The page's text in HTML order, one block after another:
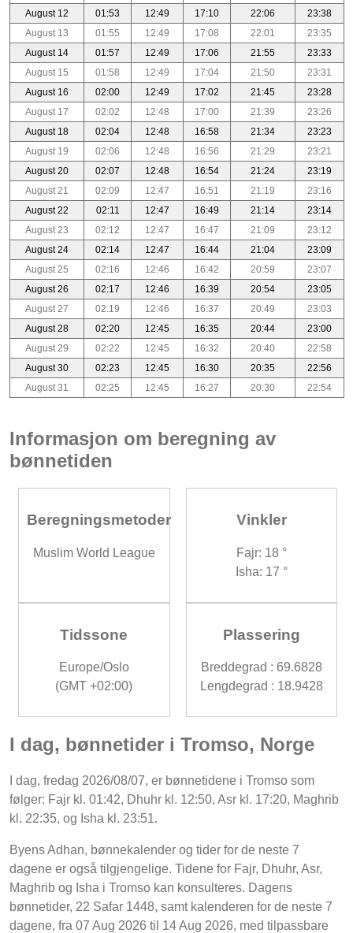
August 12
01:53 12:49 17:10 22:06
23:38
August 13
01:55 12:49 17:08 22:01
23:35
August 14
01:57 12:49 17:06 21:55
23:33
August 15
01:58 12:49 17:04 21:50
23:31
August 16
02:00 12:49 17:02 21:45
23:28
August 17
02:02 12:48 17:00 21:39
23:26
August 18
02:04 12:48 16:58 21:34
23:23
August 19
02:06 12:48 16:56 21:29
23:21
August 20
02:07 12:48 16:54 21:24
23:19
August 21
02:09 12:47 16:51 21:19
23:16
August 22
02:11 12:47 16:49 21:14
23:14
August 23
02:12 12:47 16:47 21:09
23:12
August 24
02:14 12:47 16:44 21:04
23:09
August 25
02:16 12:46 16:42 20:59
23:07
August 26
02:17 12:46 16:39 20:54
23:05
August 27
02:19 12:46 16:37 20:49
23:03
August 28
02:20 12:45 16:35 20:44
23:00
August 29
02:22 12:45 16:32 20:40
22:58
August 30
02:23 12:45 16:30 20:35
22:56
August 31
02:25 12:45 16:27 20:30 22:54
Informasjon om beregning av
bønnetiden
Beregningsmetoder
Muslim World League
Vinkler
Fajr: 18 °
Isha: 17 °
Tidssone
Europe/Oslo
(GMT +02:00)
Plassering
Breddegrad : 69.6828
Lengdegrad : 18.9428
I dag, bønnetider i Tromso, Norge
I dag, fredag 2026/08/07, er bønnetidene i Tromso som
følger: Fajr kl. 01:42, Dhuhr kl. 12:50, Asr kl. 17:20, Maghrib
kl. 22:35, og Isha kl. 23:51.
Byens Adhan, bønnekalender og tider for de neste 7
dagene er også tilgjengelige. Tidene for Fajr, Dhuhr, Asr,
Maghrib og Isha i Tromso kan konsulteres. Dagens
bønnetider, 22 Safar 1448, samt kalenderen for de neste 7
dagene, fra 07 Aug 2026 til 14 Aug 2026, med tilpassbare